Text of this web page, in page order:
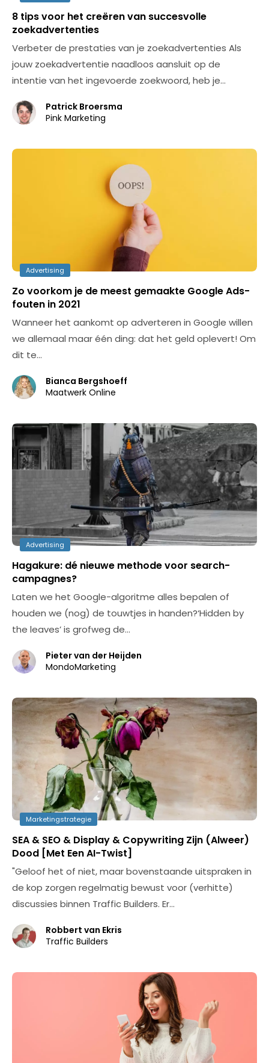
8 tips voor het creëren van succesvolle
zoekadvertenties
Verbeter de prestaties van je zoekadvertenties Als
jouw zoekadvertentie naadloos aansluit op de
intentie van het ingevoerde zoekwoord, heb je…
Patrick Broersma
Pink Marketing
Advertising
Zo voorkom je de meest gemaakte Google Ads-
fouten in 2021
Wanneer het aankomt op adverteren in Google willen
we allemaal maar één ding: dat het geld oplevert! Om
dit te…
Bianca Bergshoeff
Maatwerk Online
Advertising
Hagakure: dé nieuwe methode voor search-
campagnes?
Laten we het Google-algoritme alles bepalen of
houden we (nog) de touwtjes in handen?‘Hidden by
the leaves’ is grofweg de…
Pieter van der Heijden
MondoMarketing
Marketingstrategie
SEA & SEO & Display & Copywriting Zijn (Alweer)
Dood [Met Een AI-Twist]
"Geloof het of niet, maar bovenstaande uitspraken in
de kop zorgen regelmatig bewust voor (verhitte)
discussies binnen Traffic Builders. Er…
Robbert van Ekris
Traffic Builders